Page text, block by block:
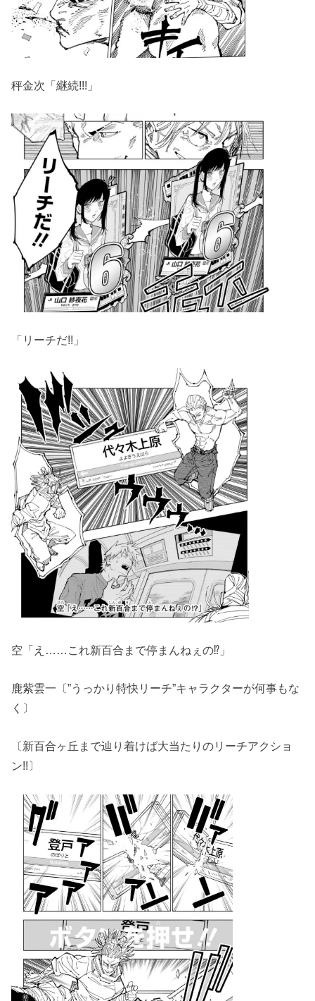
秤金次「継続!!!」
「リーチだ!!」
空「え……これ新百合まで停まんねぇの⁉」
鹿紫雲一〔”うっかり特快リーチ”キャラクターが何事もな
く〕
〔新百合ヶ丘まで辿り着けば大当たりのリーチアクショ
ン!!〕